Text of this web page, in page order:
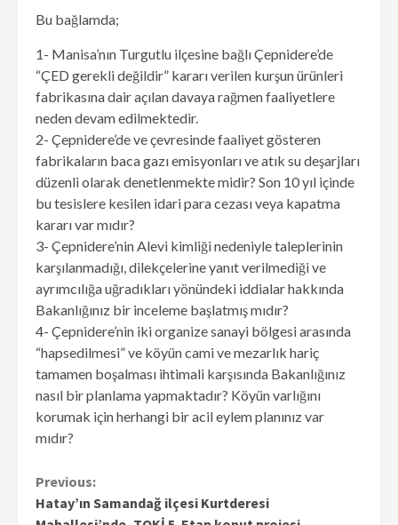
Bu bağlamda;
1- Manisa’nın Turgutlu ilçesine bağlı Çepnidere’de
“ÇED gerekli değildir” kararı verilen kurşun ürünleri
fabrikasına dair açılan davaya rağmen faaliyetlere
neden devam edilmektedir.
2- Çepnidere’de ve çevresinde faaliyet gösteren
fabrikaların baca gazı emisyonları ve atık su deşarjları
düzenli olarak denetlenmekte midir? Son 10 yıl içinde
bu tesislere kesilen idari para cezası veya kapatma
kararı var mıdır?
3- Çepnidere’nin Alevi kimliği nedeniyle taleplerinin
karşılanmadığı, dilekçelerine yanıt verilmediği ve
ayrımcılığa uğradıkları yönündeki iddialar hakkında
Bakanlığınız bir inceleme başlatmış mıdır?
4- Çepnidere’nin iki organize sanayi bölgesi arasında
“hapsedilmesi” ve köyün cami ve mezarlık hariç
tamamen boşalması ihtimali karşısında Bakanlığınız
nasıl bir planlama yapmaktadır? Köyün varlığını
korumak için herhangi bir acil eylem planınız var
mıdır?
Continue
Previous:
Hatay’ın Samandağ ilçesi Kurtderesi